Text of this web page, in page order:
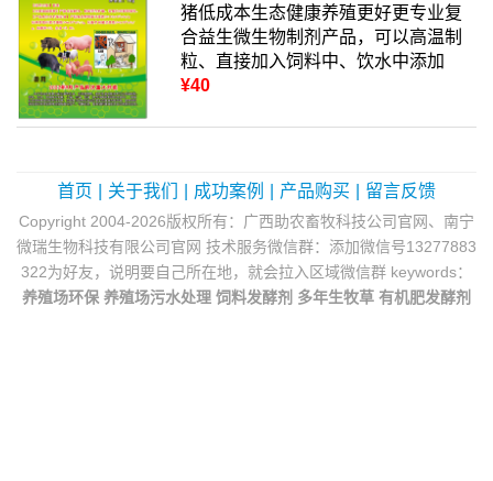
猪低成本生态健康养殖更好更专业复
合益生微生物制剂产品，可以高温制
粒、直接加入饲料中、饮水中添加
¥40
首页 关于我们 成功案例 产品购买 留言反馈
Copyright 2004-2026版权所有：广西助农畜牧科技公司官网、南宁
微瑞生物科技有限公司官网 技术服务微信群：添加微信号13277883
322为好友，说明要自己所在地，就会拉入区域微信群 keywords：
养殖场环保 养殖场污水处理 饲料发酵剂 多年生牧草 有机肥发酵剂